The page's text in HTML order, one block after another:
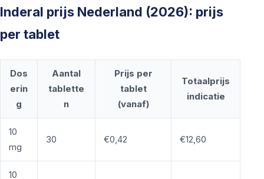
Inderal prijs Nederland (2026): prijs
per tablet
Dos
erin
g
Aantal
tablette
n
Prijs per
tablet
(vanaf)
Totaalprijs
indicatie
10
mg
30 €0,42 €12,60
10